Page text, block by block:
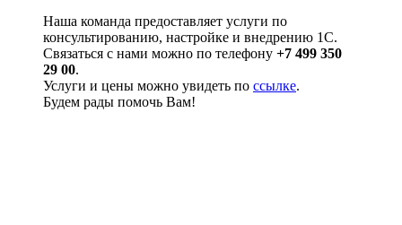
Наша команда предоставляет услуги по
консультированию, настройке и внедрению 1С.
Связаться с нами можно по телефону +7 499 350
29 00.
Услуги и цены можно увидеть по ссылке.
Будем рады помочь Вам!